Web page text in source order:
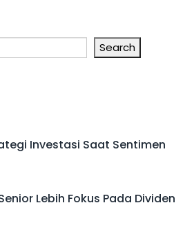
Search
Investasi Saat Sentimen
Lebih Fokus Pada Dividen